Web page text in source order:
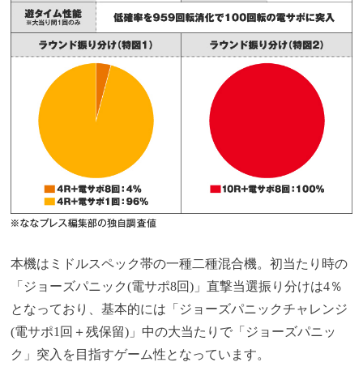
本機はミドルスペック帯の一種二種混合機。初当たり時の
「ジョーズパニック(電サポ8回)」直撃当選振り分けは4％
となっており、基本的には「ジョーズパニックチャレンジ
(電サポ1回＋残保留)」中の大当たりで「ジョーズパニッ
ク」突入を目指すゲーム性となっています。